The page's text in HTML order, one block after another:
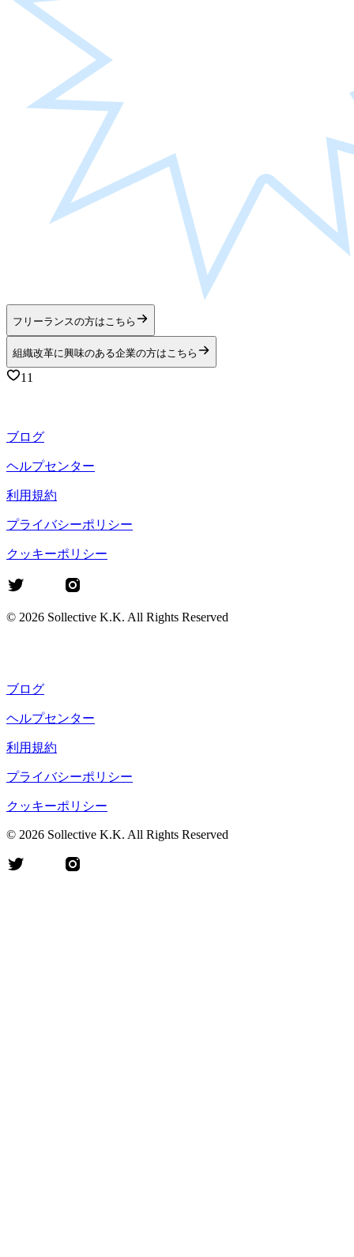
フリーランスの方はこちら
組織改革に興味のある企業の方はこちら
11
ブログ
ヘルプセンター
利用規約
プライバシーポリシー
クッキーポリシー
© 2026 Sollective K.K. All Rights Reserved
ブログ
ヘルプセンター
利用規約
プライバシーポリシー
クッキーポリシー
© 2026 Sollective K.K. All Rights Reserved